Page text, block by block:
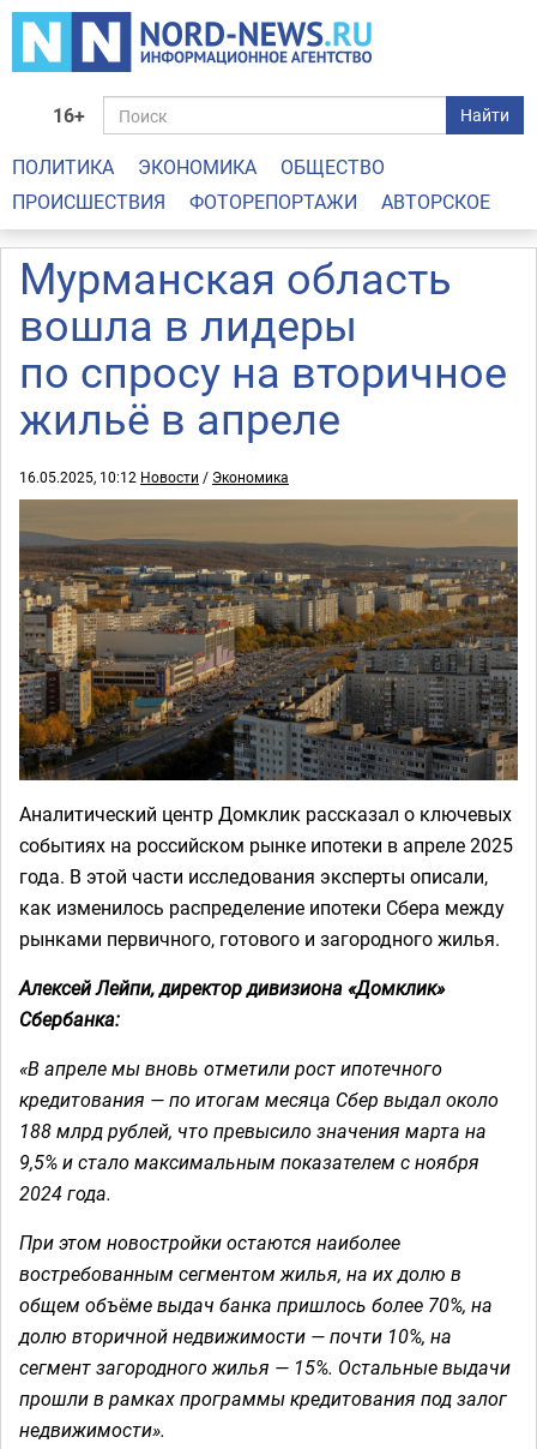
16+ Найти
ПОЛИТИКА ЭКОНОМИКА
ОБЩЕСТВО
ПРОИСШЕСТВИЯ
ФОТОРЕПОРТАЖИ АВТОРСКОЕ
Мурманская область
вошла в лидеры
по спросу на вторичное
жильё в апреле
16.05.2025, 10:12 Новости / Экономика
Аналитический центр Домклик рассказал о ключевых
событиях на российском рынке ипотеки в апреле 2025
года. В этой части исследования эксперты описали,
как изменилось распределение ипотеки Сбера между
рынками первичного, готового и загородного жилья.
Алексей Лейпи, директор дивизиона «Домклик»
Сбербанка:
«В апреле мы вновь отметили рост ипотечного
кредитования — по итогам месяца Сбер выдал около
188 млрд рублей, что превысило значения марта на
9,5% и стало максимальным показателем с ноября
2024 года.
При этом новостройки остаются наиболее
востребованным сегментом жилья, на их долю в
общем объёме выдач банка пришлось более 70%, на
долю вторичной недвижимости — почти 10%, на
сегмент загородного жилья — 15%. Остальные выдачи
прошли в рамках программы кредитования под залог
недвижимости».